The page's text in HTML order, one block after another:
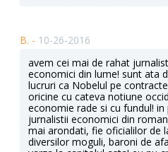
B. - 10-26-2016
avem cei mai de rahat
economici din lume! sunt ata
lucruri ca Nobelul pe
oricine cu cateva notiune
economie rade si cu fundul!
jurnalistii economici din
mai arondati, fie oficialilor de
diversilor moguli, baroni de